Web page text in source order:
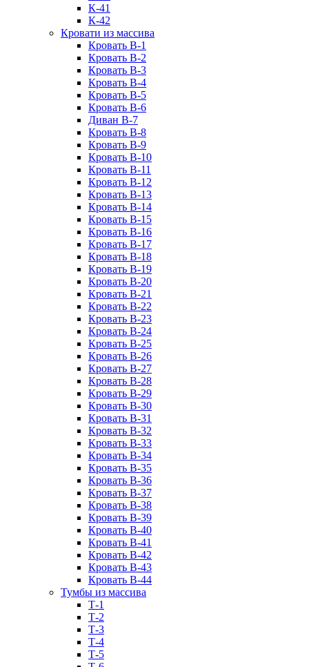
К-41
К-42
Кровати из массива
Кровать В-1
Кровать В-2
Кровать В-3
Кровать В-4
Кровать В-5
Кровать В-6
Диван В-7
Кровать В-8
Кровать В-9
Кровать В-10
Кровать В-11
Кровать В-12
Кровать В-13
Кровать В-14
Кровать В-15
Кровать В-16
Кровать В-17
Кровать В-18
Кровать В-19
Кровать В-20
Кровать В-21
Кровать В-22
Кровать В-23
Кровать В-24
Кровать В-25
Кровать В-26
Кровать В-27
Кровать В-28
Кровать В-29
Кровать В-30
Кровать В-31
Кровать В-32
Кровать В-33
Кровать В-34
Кровать В-35
Кровать В-36
Кровать В-37
Кровать В-38
Кровать В-39
Кровать В-40
Кровать В-41
Кровать В-42
Кровать В-43
Кровать В-44
Тумбы из массива
Т-1
Т-2
Т-3
Т-4
Т-5